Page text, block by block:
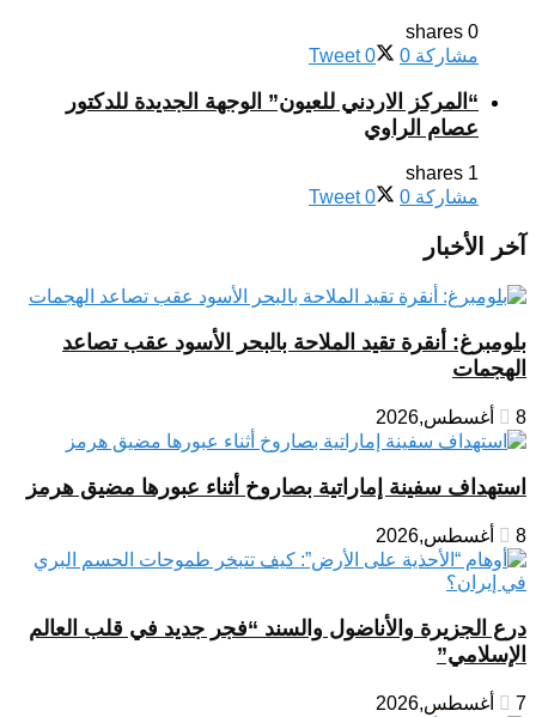
0 shares
مشاركة 0
Tweet 0
“المركز الاردني للعيون” الوجهة الجديدة للدكتور
عصام الراوي
1 shares
مشاركة 0
Tweet 0
آخر الأخبار
بلومبرغ: أنقرة تقيد الملاحة بالبحر الأسود عقب تصاعد
الهجمات
8 أغسطس,2026
استهداف سفينة إماراتية بصاروخ أثناء عبورها مضيق هرمز
8 أغسطس,2026
درع الجزيرة والأناضول والسند “فجر جديد في قلب العالم
الإسلامي”
7 أغسطس,2026